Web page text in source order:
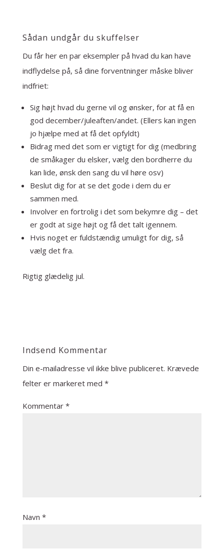
Sådan undgår du skuffelser
Du får her en par eksempler på hvad du kan have
indflydelse på, så dine forventninger måske bliver
indfriet:
Sig højt hvad du gerne vil og ønsker, for at få en
god december/juleaften/andet. (Ellers kan ingen
jo hjælpe med at få det opfyldt)
Bidrag med det som er vigtigt for dig (medbring
de småkager du elsker, vælg den bordherre du
kan lide, ønsk den sang du vil høre osv)
Beslut dig for at se det gode i dem du er
sammen med.
Involver en fortrolig i det som bekymre dig – det
er godt at sige højt og få det talt igennem.
Hvis noget er fuldstændig umuligt for dig, så
vælg det fra.
Rigtig glædelig jul.
Indsend Kommentar
Din e-mailadresse vil ikke blive publiceret. Krævede
felter er markeret med *
Kommentar *
Navn *